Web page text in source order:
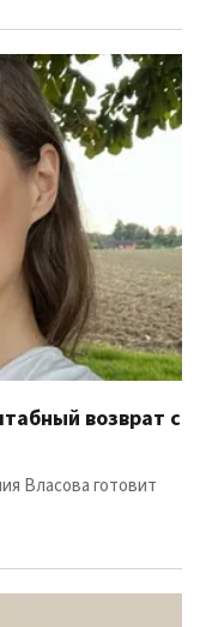
возврат с
Власова готовит